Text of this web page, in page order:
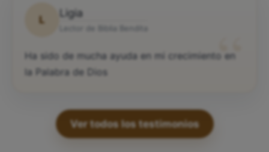
L
Ligia
“
Ha sido de mucha ayuda en mi crecimiento en
la Palabra de Dios
Ver todos los testimonios